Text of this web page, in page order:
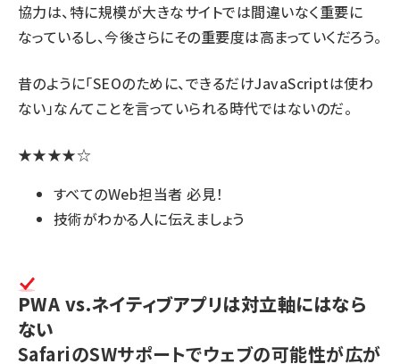
協力は、特に規模が大きなサイトでは間違いなく重要に
なっているし、今後さらにその重要度は高まっていくだろう。
昔のように「SEOのために、できるだけJavaScriptは使わ
ない」なんてことを言っていられる時代ではないのだ。
★★★★☆
すべてのWeb担当者 必見！
技術がわかる人に伝えましょう
PWA vs.ネイティブアプリは対立軸にはなら
ない
SafariのSWサポートでウェブの可能性が広が